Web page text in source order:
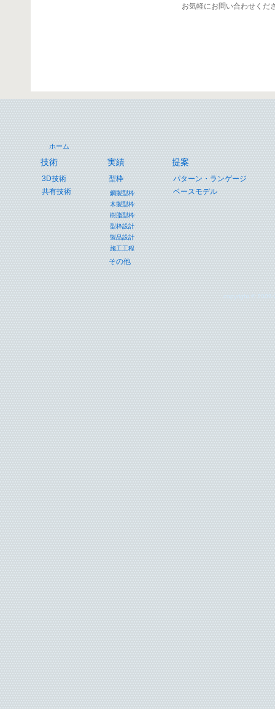
お気軽にお問い合わせくだ
ホーム
技術
3D技術
共有技術
実績
型枠
鋼製型枠
木製型枠
樹脂型枠
型枠設計
製品設計
施工工程
その他
提案
パターン・ランゲージ
ベースモデル
copyright ©